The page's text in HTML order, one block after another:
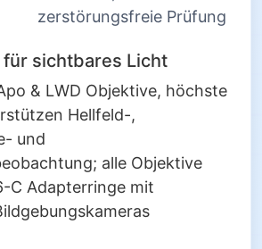
zerstörungsfreie Prüfung
für sichtbares Licht
& LWD Objektive, höchste
Hellfeld-,
und
alle Objektive
C Adapterringe mit